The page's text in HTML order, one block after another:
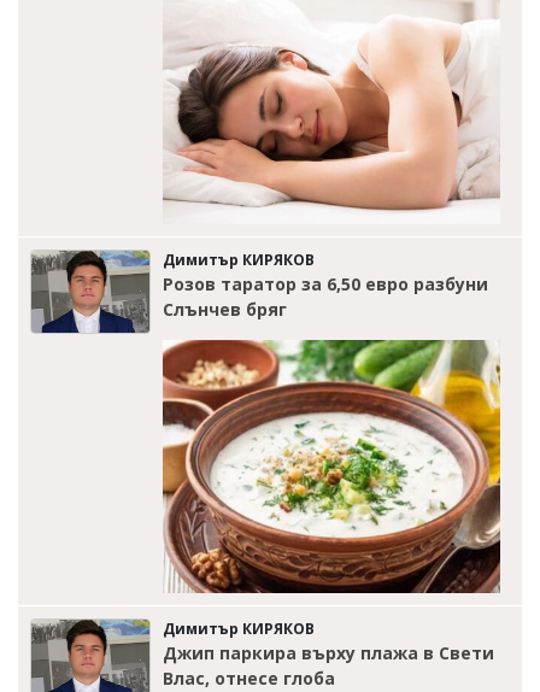
Димитър КИРЯКОВ
Розов таратор за 6,50 евро разбуни
Слънчев бряг
Димитър КИРЯКОВ
Джип паркира върху плажа в Свети
Влас, отнесе глоба